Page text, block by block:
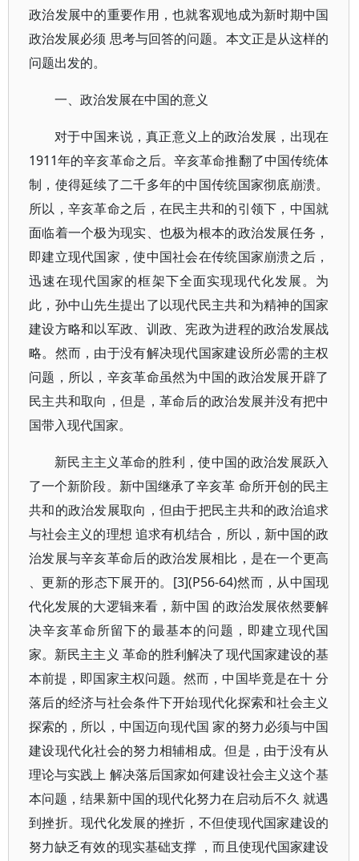
政治发展中的重要作用，也就客观地成为新时期中国
政治发展必须 思考与回答的问题。本文正是从这样的
问题出发的。
一、政治发展在中国的意义
对于中国来说，真正意义上的政治发展，出现在
1911年的辛亥革命之后。辛亥革命推翻了中国传统体
制，使得延续了二千多年的中国传统国家彻底崩溃。
所以，辛亥革命之后，在民主共和的引领下，中国就
面临着一个极为现实、也极为根本的政治发展任务，
即建立现代国家，使中国社会在传统国家崩溃之后，
迅速在现代国家的框架下全面实现现代化发展。为
此，孙中山先生提出了以现代民主共和为精神的国家
建设方略和以军政、训政、宪政为进程的政治发展战
略。然而，由于没有解决现代国家建设所必需的主权
问题，所以，辛亥革命虽然为中国的政治发展开辟了
民主共和取向，但是，革命后的政治发展并没有把中
国带入现代国家。
新民主主义革命的胜利，使中国的政治发展跃入
了一个新阶段。新中国继承了辛亥革 命所开创的民主
共和的政治发展取向，但由于把民主共和的政治追求
与社会主义的理想 追求有机结合，所以，新中国的政
治发展与辛亥革命后的政治发展相比，是在一个更高
、更新的形态下展开的。[3](P56-64)然而，从中国现
代化发展的大逻辑来看，新中国 的政治发展依然要解
决辛亥革命所留下的最基本的问题，即建立现代国
家。新民主主义 革命的胜利解决了现代国家建设的基
本前提，即国家主权问题。然而，中国毕竟是在十 分
落后的经济与社会条件下开始现代化探索和社会主义
探索的，所以，中国迈向现代国 家的努力必须与中国
建设现代化社会的努力相辅相成。但是，由于没有从
理论与实践上 解决落后国家如何建设社会主义这个基
本问题，结果新中国的现代化努力在启动后不久 就遇
到挫折。现代化发展的挫折，不但使现代国家建设的
努力缺乏有效的现实基础支撑 ，而且使现代国家建设